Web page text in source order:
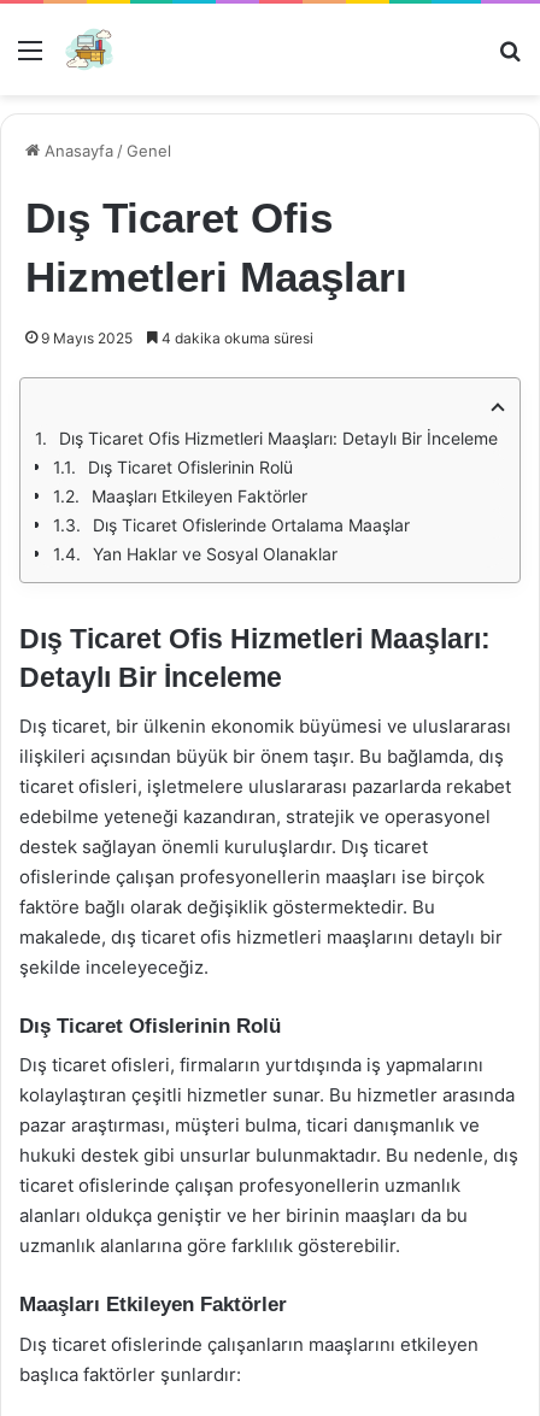
Menü
Anasayfa /Genel
Dış Ticaret Ofis
Hizmetleri Maaşları
9 Mayıs 2025 4 dakika okuma süresi
Dış Ticaret Ofis Hizmetleri Maaşları: Detaylı Bir İnceleme
Dış Ticaret Ofislerinin Rolü
Maaşları Etkileyen Faktörler
Dış Ticaret Ofislerinde Ortalama Maaşlar
Yan Haklar ve Sosyal Olanaklar
Dış Ticaret Ofis Hizmetleri Maaşları:
Detaylı Bir İnceleme
Dış ticaret, bir ülkenin ekonomik büyümesi ve uluslararası
ilişkileri açısından büyük bir önem taşır. Bu bağlamda, dış
ticaret ofisleri, işletmelere uluslararası pazarlarda rekabet
edebilme yeteneği kazandıran, stratejik ve operasyonel
destek sağlayan önemli kuruluşlardır. Dış ticaret
ofislerinde çalışan profesyonellerin maaşları ise birçok
faktöre bağlı olarak değişiklik göstermektedir. Bu
makalede, dış ticaret ofis hizmetleri maaşlarını detaylı bir
şekilde inceleyeceğiz.
Dış Ticaret Ofislerinin Rolü
Dış ticaret ofisleri, firmaların yurtdışında iş yapmalarını
kolaylaştıran çeşitli hizmetler sunar. Bu hizmetler arasında
pazar araştırması, müşteri bulma, ticari danışmanlık ve
hukuki destek gibi unsurlar bulunmaktadır. Bu nedenle, dış
ticaret ofislerinde çalışan profesyonellerin uzmanlık
alanları oldukça geniştir ve her birinin maaşları da bu
uzmanlık alanlarına göre farklılık gösterebilir.
Maaşları Etkileyen Faktörler
Dış ticaret ofislerinde çalışanların maaşlarını etkileyen
başlıca faktörler şunlardır: